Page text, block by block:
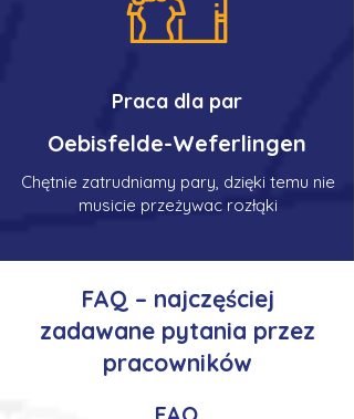
Praca dla par
Oebisfelde-Weferlingen
Chętnie zatrudniamy pary, dzięki temu nie
musicie przeżywac rozłąki
FAQ – najczęściej
zadawane pytania przez
pracowników